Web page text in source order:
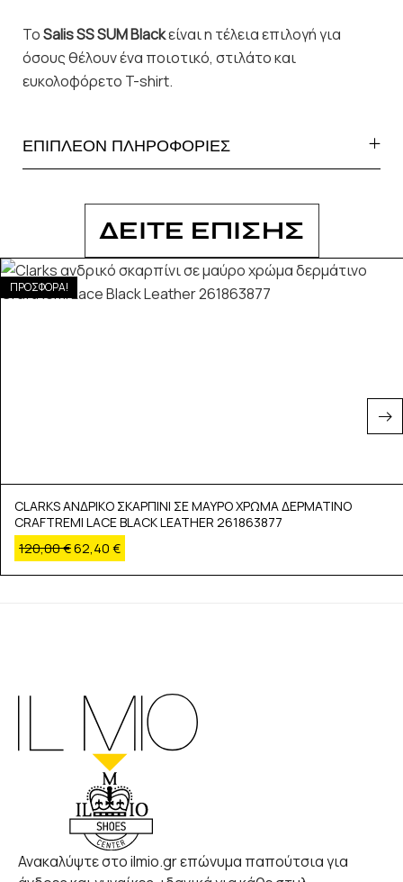
ΤοSalis SS SUM Blackείναι η τέλεια επιλογή για
όσους θέλουν ένα ποιοτικό, στιλάτο και
ευκολοφόρετο T-shirt.
ΕΠΙΠΛΕΟΝ ΠΛΗΡΟΦΟΡΙΕΣ
ΔΕΙΤΕ ΕΠΙΣΗΣ
ΠΡΟΣΦΟΡΑ!
CLARKS ΑΝΔΡΙΚΟ ΣΚΑΡΠΙΝΙ ΣΕ ΜΑΥΡΟ ΧΡΩΜΑ ΔΕΡΜΑΤΙΝΟ
CRAFTREMI LACE BLACK LEATHER 261863877
120,00€62,40 €
Ανακαλύψτε στο ilmio.gr επώνυμα παπούτσια για